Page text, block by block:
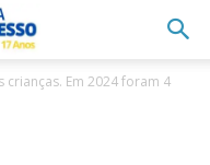
Em 2024 foram 4